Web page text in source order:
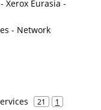
Xerox Eurasia -
- Network
21 1